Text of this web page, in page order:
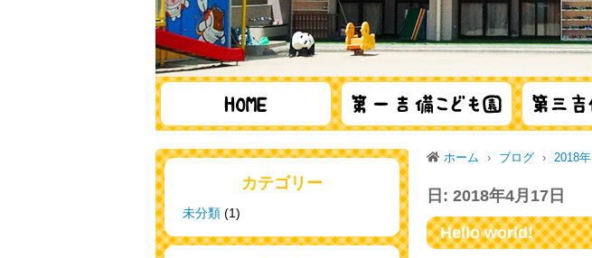
ホーム ブログ 2018年
日: 2018年4月17日
Hello world!
カテゴリー
未分類 (1)